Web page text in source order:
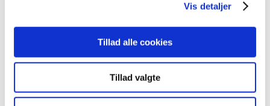
Vis detaljer
Tillad alle cookies
Tillad valgte
2018 (40)
2016 (30)